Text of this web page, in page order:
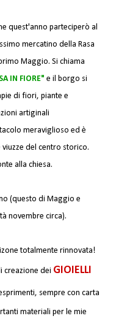
quest'anno parteciperò al
mercatino della Rasa
Maggio. Si chiama
IN FIORE" e il borgo si
di fiori, piante e
artiginali
meraviglioso ed è
del centro storico.
alla chiesa.
(questo di Maggio e
novembre circa).
totalmente rinnovata!
creazione dei GIOIELLI
sempre con carta
materiali per le mie